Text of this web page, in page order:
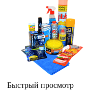
Быстрый просмотр